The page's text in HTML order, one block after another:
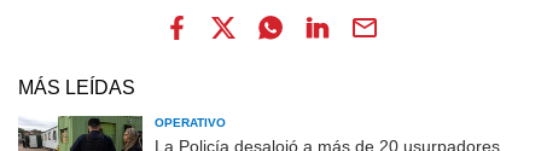
MÁS LEÍDAS
OPERATIVO
La Policía desalojó a más de 20 usurpadores